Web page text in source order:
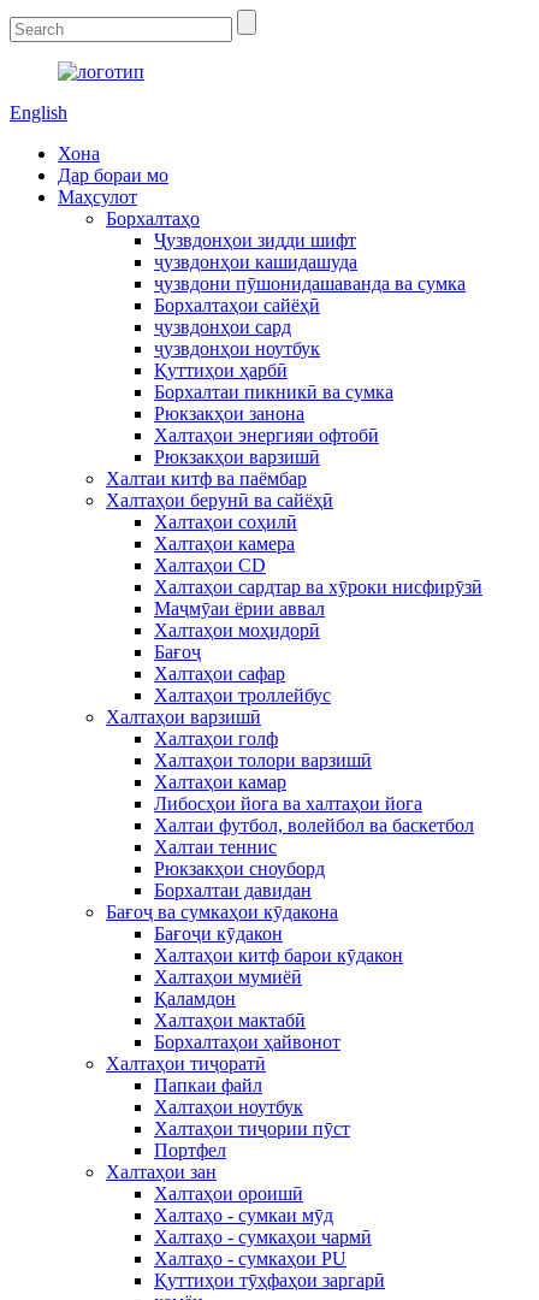
English
Хона
Дар бораи мо
Маҳсулот
Борхалтаҳо
Ҷузвдонҳои зидди шифт
ҷузвдонҳои кашидашуда
ҷузвдони пӯшонидашаванда ва сумка
Борхалтаҳои сайёҳӣ
ҷузвдонҳои сард
ҷузвдонҳои ноутбук
Қуттиҳои ҳарбӣ
Борхалтаи пикникӣ ва сумка
Рюкзакҳои занона
Халтаҳои энергияи офтобӣ
Рюкзакҳои варзишӣ
Халтаи китф ва паёмбар
Халтаҳои берунӣ ва сайёҳӣ
Халтаҳои соҳилӣ
Халтаҳои камера
Халтаҳои CD
Халтаҳои сардтар ва хӯроки нисфирӯзӣ
Маҷмӯаи ёрии аввал
Халтаҳои моҳидорӣ
Бағоҷ
Халтаҳои сафар
Халтаҳои троллейбус
Халтаҳои варзишӣ
Халтаҳои голф
Халтаҳои толори варзишӣ
Халтаҳои камар
Либосҳои йога ва халтаҳои йога
Халтаи футбол, волейбол ва баскетбол
Халтаи теннис
Рюкзакҳои сноуборд
Борхалтаи давидан
Бағоҷ ва сумкаҳои кӯдакона
Бағоҷи кӯдакон
Халтаҳои китф барои кӯдакон
Халтаҳои мумиёӣ
Қаламдон
Халтаҳои мактабӣ
Борхалтаҳои ҳайвонот
Халтаҳои тиҷоратӣ
Папкаи файл
Халтаҳои ноутбук
Халтаҳои тиҷории пӯст
Портфел
Халтаҳои зан
Халтаҳои ороишӣ
Халтаҳо - сумкаи мӯд
Халтаҳо - сумкаҳои чармӣ
Халтаҳо - сумкаҳои PU
Қуттиҳои тӯҳфаҳои заргарӣ